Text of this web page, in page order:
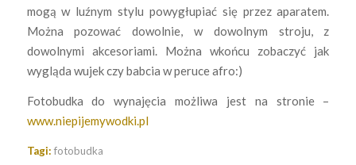
mogą w luźnym stylu powygłupiać się przez aparatem.
Można pozować dowolnie, w dowolnym stroju, z
dowolnymi akcesoriami. Można wkońcu zobaczyć jak
wygląda wujek czy babcia w peruce afro:)
Fotobudka do wynajęcia możliwa jest na stronie –
www.niepijemywodki.pl
Tagi: fotobudka